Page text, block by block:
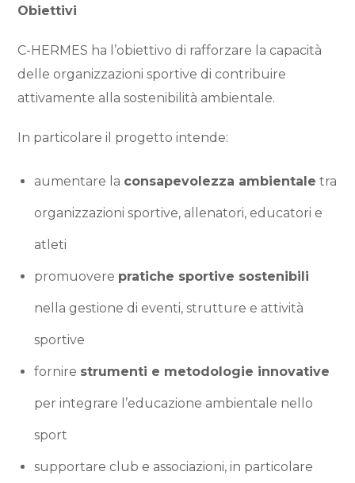
Obiettivi
C-HERMES ha l’obiettivo di rafforzare la capacità
delle organizzazioni sportive di contribuire
attivamente alla sostenibilità ambientale.
In particolare il progetto intende:
aumentare la consapevolezza ambientale tra
organizzazioni sportive, allenatori, educatori e
atleti
promuovere pratiche sportive sostenibili
nella gestione di eventi, strutture e attività
sportive
fornire strumenti e metodologie innovative
per integrare l’educazione ambientale nello
sport
supportare club e associazioni, in particolare